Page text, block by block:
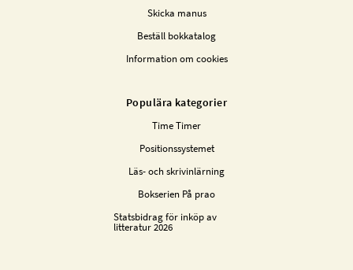
Skicka manus
Beställ bokkatalog
Information om cookies
Populära kategorier
Time Timer
Positionssystemet
Läs- och skrivinlärning
Bokserien På prao
Statsbidrag för inköp av
litteratur 2026